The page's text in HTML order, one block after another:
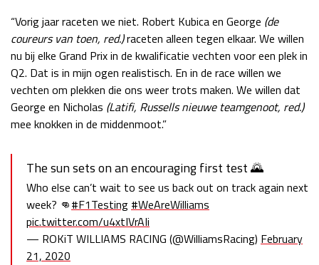
“Vorig jaar raceten we niet. Robert Kubica en George (de
coureurs van toen, red.)raceten alleen tegen elkaar. We willen
nu bij elke Grand Prix in de kwalificatie vechten voor een plek in
Q2. Dat is in mijn ogen realistisch. En in de race willen we
vechten om plekken die ons weer trots maken. We willen dat
George en Nicholas (Latifi, Russells nieuwe teamgenoot, red.)
mee knokken in de middenmoot.”
The sun sets on an encouraging first test 🌄
Who else can’t wait to see us back out on track again next
week? 👊#F1Testing #WeAreWilliams
pic.twitter.com/u4xtIVrAIi
— ROKiT WILLIAMS RACING (@WilliamsRacing) February
21, 2020